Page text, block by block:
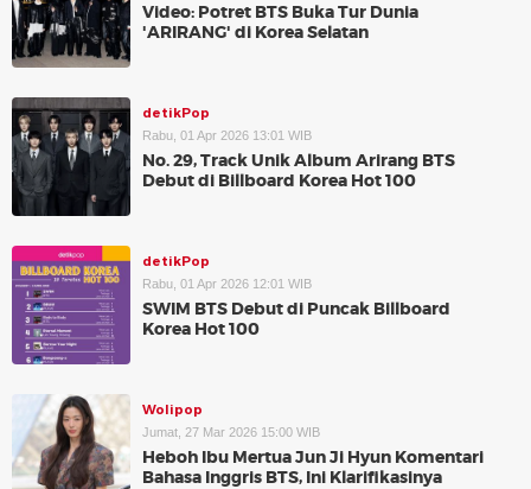
Video: Potret BTS Buka Tur Dunia
'ARIRANG' di Korea Selatan
detikPop
Rabu, 01 Apr 2026 13:01 WIB
No. 29, Track Unik Album Arirang BTS
Debut di Billboard Korea Hot 100
detikPop
Rabu, 01 Apr 2026 12:01 WIB
SWIM BTS Debut di Puncak Billboard
Korea Hot 100
Wolipop
Jumat, 27 Mar 2026 15:00 WIB
Heboh Ibu Mertua Jun Ji Hyun Komentari
Bahasa Inggris BTS, Ini Klarifikasinya